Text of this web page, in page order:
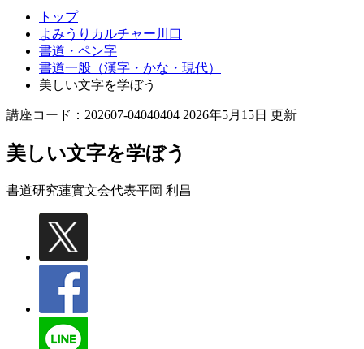
トップ
よみうりカルチャー川口
書道・ペン字
書道一般（漢字・かな・現代）
美しい文字を学ぼう
講座コード：202607-04040404 2026年5月15日 更新
美しい文字を学ぼう
書道研究蓮實文会代表平岡 利昌